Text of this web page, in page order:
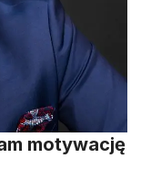
motywację